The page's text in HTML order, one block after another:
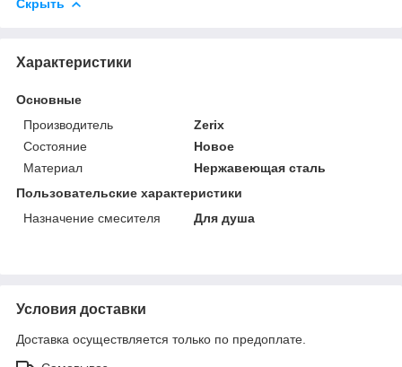
Скрыть
Характеристики
Основные
Производитель
Zerix
Состояние
Новое
Материал
Нержавеющая сталь
Пользовательские характеристики
Назначение смесителя
Для душа
Условия доставки
Доставка осуществляется только по предоплате.